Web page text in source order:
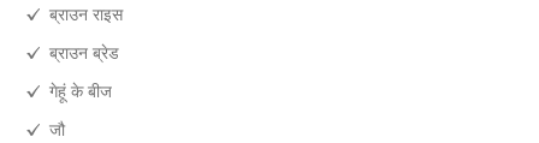
ब्राउन राइस
ब्राउन ब्रेड
गेहूं के बीज
जौ